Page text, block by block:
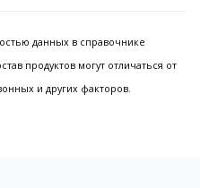
данных в справочнике
продуктов могут отличаться от
и других факторов.